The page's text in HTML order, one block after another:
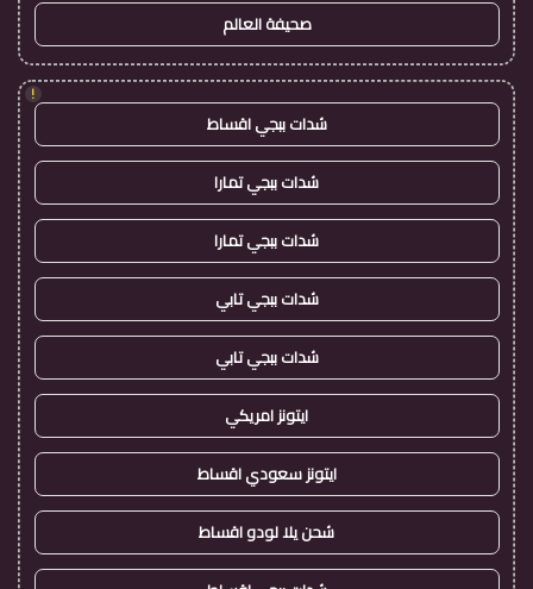
صحيفة العالم
!
شدات ببجي اقساط
شدات ببجي تمارا
شدات ببجي تمارا
شدات ببجي تابي
شدات ببجي تابي
ايتونز امريكي
ايتونز سعودي اقساط
شحن يلا لودو اقساط